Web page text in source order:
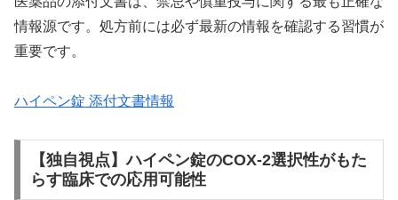
情報源です。処方前には必ず最新の情報を確認する習慣が
重要です。
ハイペン錠 添付文書情報
【独自視点】ハイペン錠のCOX-2選択性がもた
らす臨床での応用可能性